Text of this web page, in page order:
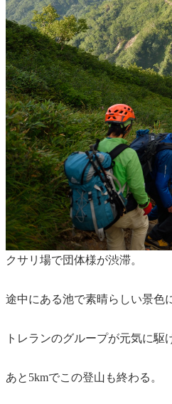
クサリ場で団体様が渋滞。
途中にある池で素晴らしい景色
トレランのグループが元気に駆
あと5kmでこの登山も終わる。